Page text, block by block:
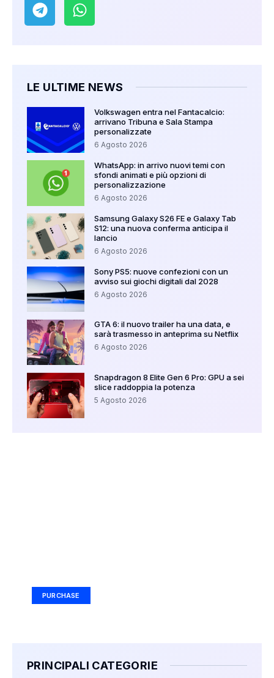
LE ULTIME NEWS
Volkswagen entra nel Fantacalcio:
arrivano Tribuna e Sala Stampa
personalizzate
6 Agosto 2026
WhatsApp: in arrivo nuovi temi con
sfondi animati e più opzioni di
personalizzazione
6 Agosto 2026
Samsung Galaxy S26 FE e Galaxy Tab
S12: una nuova conferma anticipa il
lancio
6 Agosto 2026
Sony PS5: nuove confezioni con un
avviso sui giochi digitali dal 2028
6 Agosto 2026
GTA 6: il nuovo trailer ha una data, e
sarà trasmesso in anteprima su Netflix
6 Agosto 2026
Snapdragon 8 Elite Gen 6 Pro: GPU a sei
slice raddoppia la potenza
5 Agosto 2026
PURCHASE
PRINCIPALI CATEGORIE